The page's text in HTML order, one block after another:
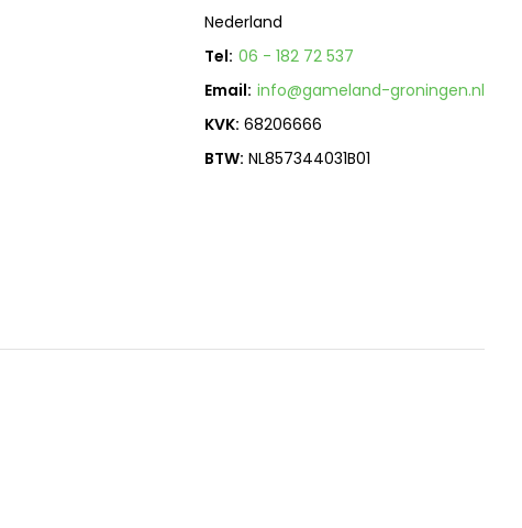
Nederland
Tel: 06 - 182 72 537
Email: info@gameland-groningen.nl
KVK: 68206666
BTW: NL857344031B01